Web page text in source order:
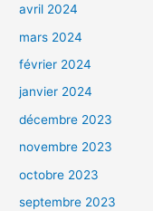
avril 2024
mars 2024
février 2024
janvier 2024
décembre 2023
novembre 2023
octobre 2023
septembre 2023